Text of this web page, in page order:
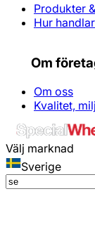
Produkter
Hur
Om
Om oss
Kvalitet,
Välj marknad
Sverige